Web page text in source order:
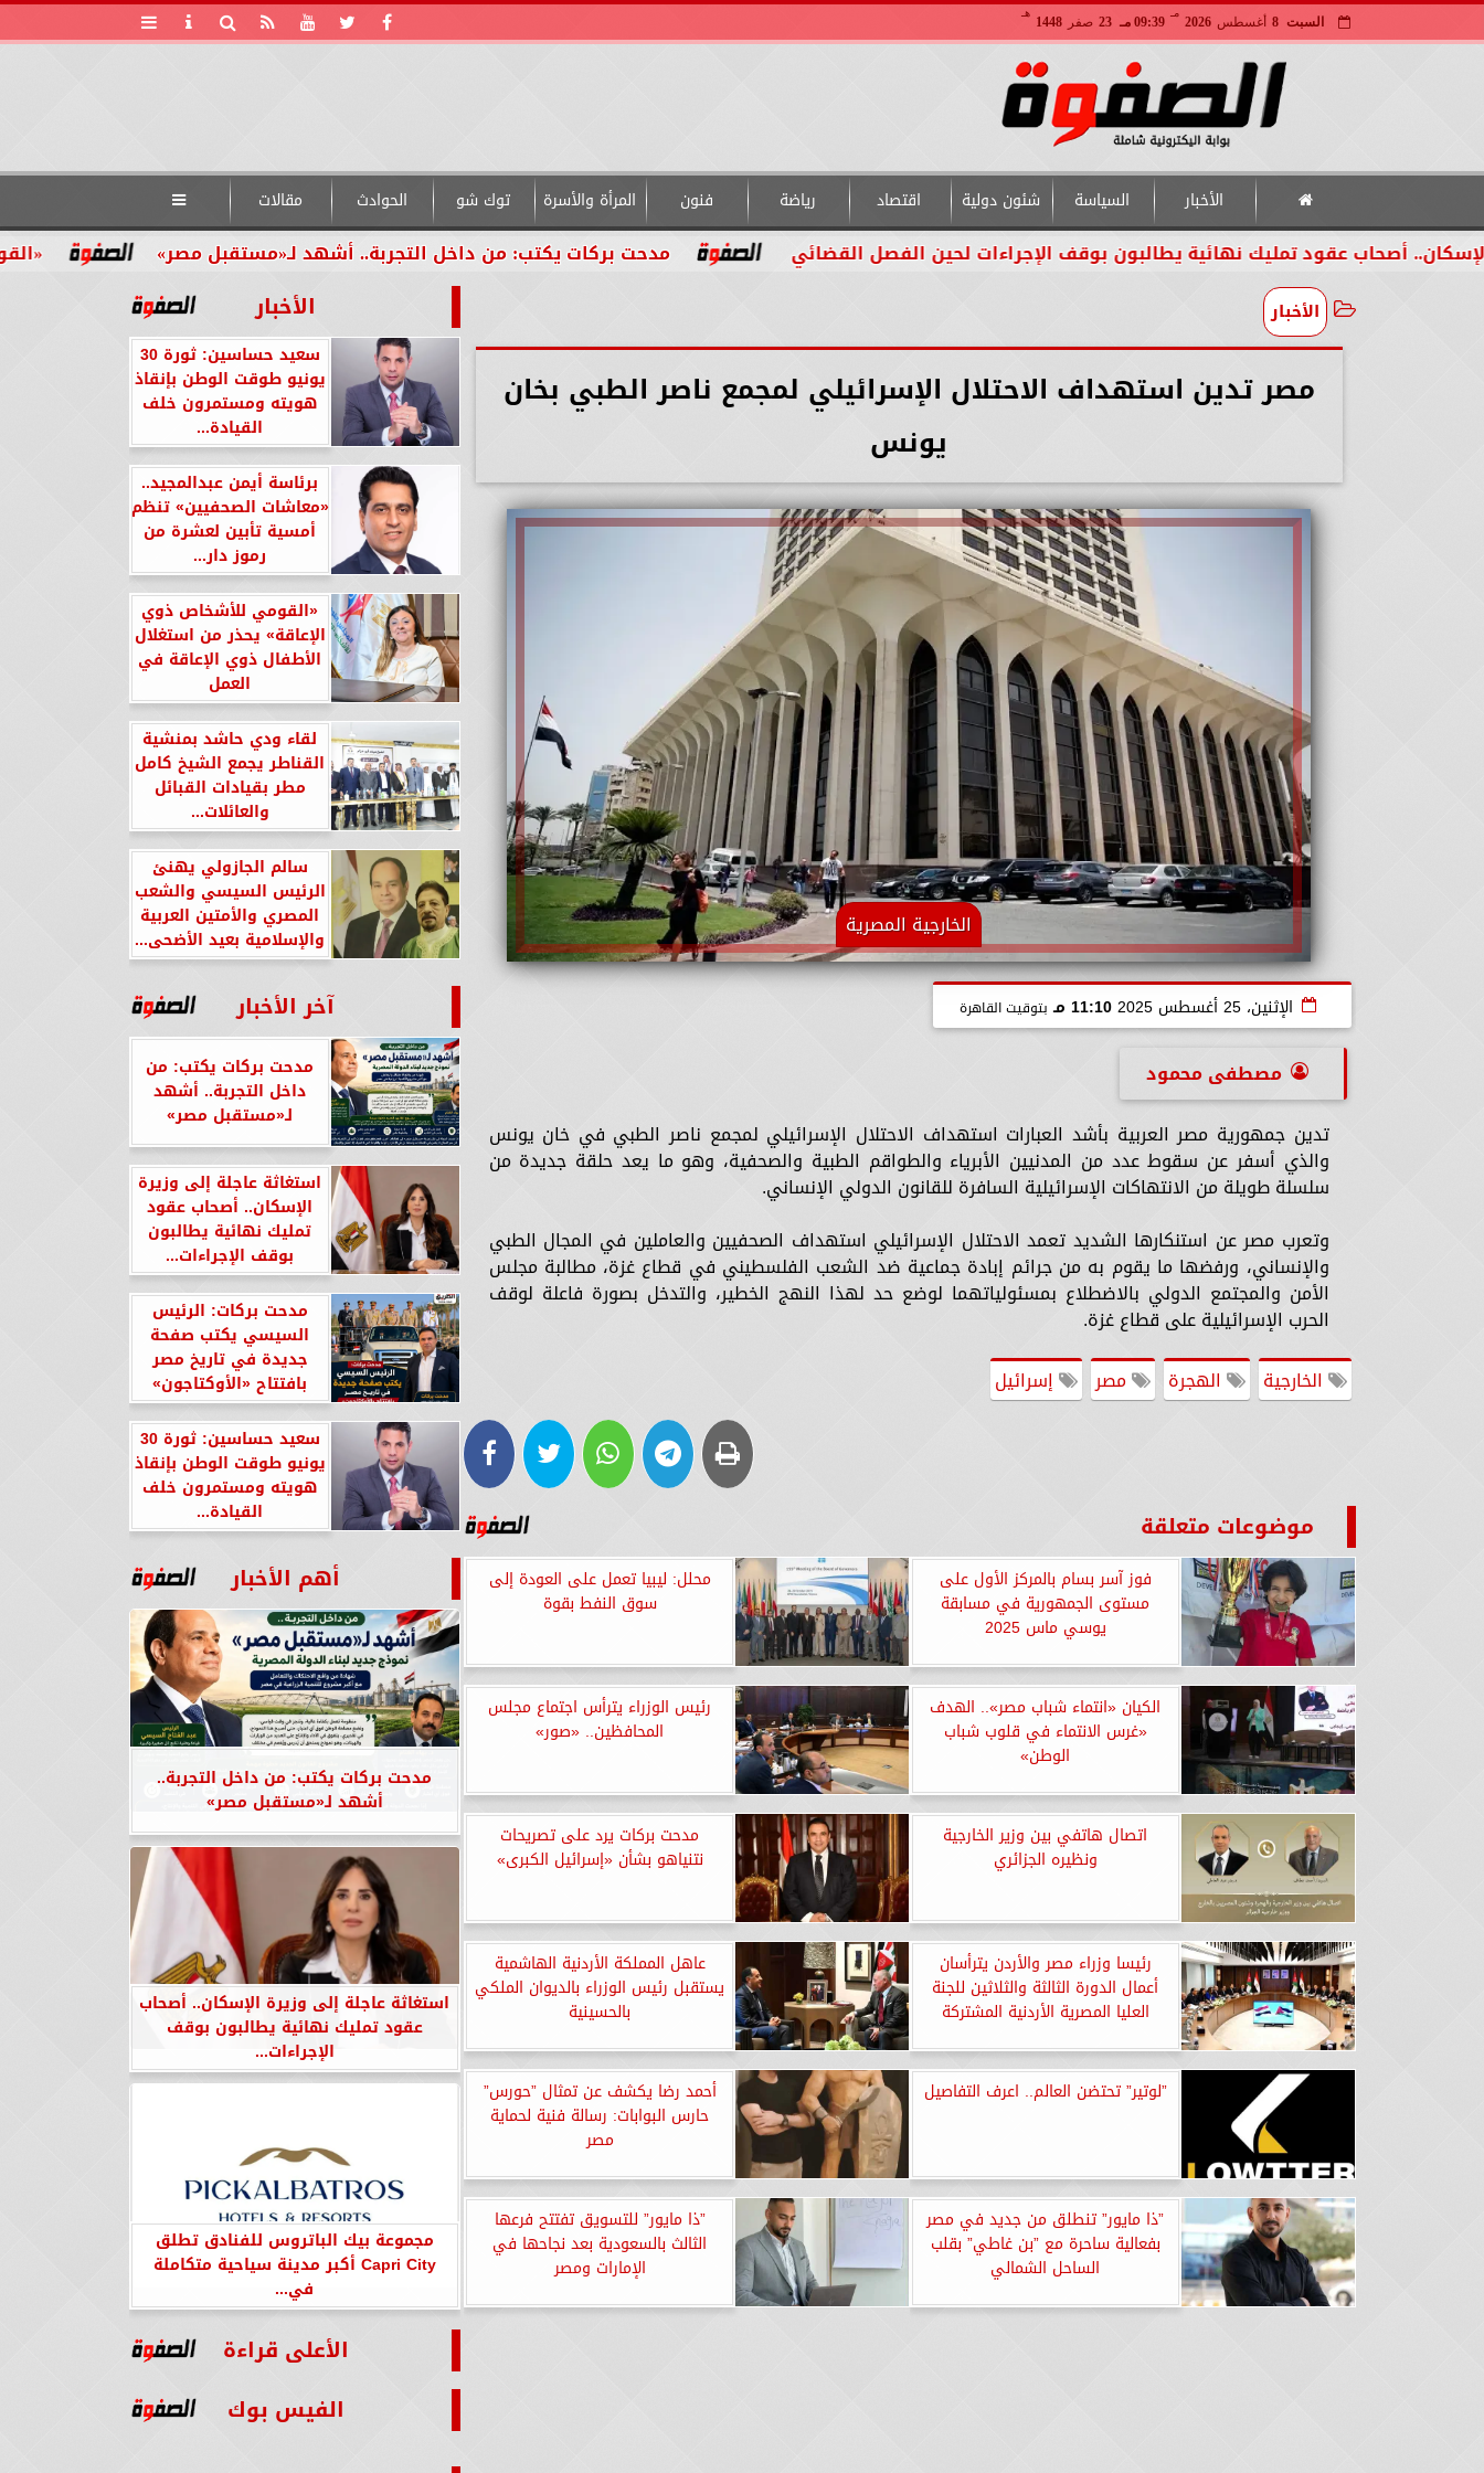
السبت 8 أغسطس 2026
مـ
09:39 مـ 23 صفر 1448
هـ
الأخبار السياسة شئون دولية اقتصاد رياضة فنون المرأة والأسرة توك شو الحوادث مقالات 
«القومي مدحت بركات يكتب: من داخل التجربة.. أشهد لـ«مستقبل مصر» عقود تمليك نهائية يطالبون بوقف الإجراءات لحين الفصل القضائي
الأخبار
مصر تدين استهداف الاحتلال الإسرائيلي لمجمع ناصر الطبي بخان
يونس
الخارجية المصرية
الإثنين، 25 أغسطس 2025 11:10 مـ بتوقيت القاهرة
مصطفى محمود
تدين جمهورية مصر العربية بأشد العبارات استهداف الاحتلال الإسرائيلي لمجمع ناصر الطبي في خان يونس
والذي أسفر عن سقوط عدد من المدنيين الأبرياء والطواقم الطبية والصحفية، وهو ما يعد حلقة جديدة من
سلسلة طويلة من الانتهاكات الإسرائيلية السافرة للقانون الدولي الإنساني.
وتعرب مصر عن استنكارها الشديد تعمد الاحتلال الإسرائيلي استهداف الصحفيين والعاملين في المجال الطبي
والإنساني، ورفضها ما يقوم به من جرائم إبادة جماعية ضد الشعب الفلسطيني في قطاع غزة، مطالبة مجلس
الأمن والمجتمع الدولي بالاضطلاع بمسئولياتهما لوضع حد لهذا النهج الخطير، والتدخل بصورة فاعلة لوقف
الحرب الإسرائيلية على قطاع غزة.
الخارجية
الهجرة مصر إسرائيل
موضوعات متعلقة
فوز آسر بسام بالمركز الأول على
مستوى الجمهورية في مسابقة
يوسي ماس 2025
محلل: ليبيا تعمل على العودة إلى
سوق النفط بقوة
الكيان «انتماء شباب مصر».. الهدف
«غرس الانتماء في قلوب شباب
الوطن»
رئيس الوزراء يترأس اجتماع مجلس
المحافظين.. «صور»
اتصال هاتفي بين وزير الخارجية
ونظيره الجزائري
مدحت بركات يرد على تصريحات
نتنياهو بشأن «إسرائيل الكبرى»
رئيسا وزراء مصر والأردن يترأسان
أعمال الدورة الثالثة والثلاثين للجنة
العليا المصرية الأردنية المشتركة
عاهل المملكة الأردنية الهاشمية
يستقبل رئيس الوزراء بالديوان الملكي
بالحسينية
”لوتير” تحتضن العالم.. اعرف التفاصيل
أحمد رضا يكشف عن تمثال ”حورس”
حارس البوابات: رسالة فنية لحماية
مصر
”ذا مايور” تنطلق من جديد في مصر
بفعالية ساحرة مع ”بن غاطي” بقلب
الساحل الشمالي
”ذا مايور” للتسويق تفتتح فرعها
الثالث بالسعودية بعد نجاحها في
الإمارات ومصر
الأخبار
سعيد حساسين: ثورة 30
يونيو طوقت الوطن بإنقاذ
هويته ومستمرون خلف
القيادة...
برئاسة أيمن عبدالمجيد..
«معاشات الصحفيين» تنظم
أمسية تأبين لعشرة من
رموز دار...
«القومي للأشخاص ذوي
الإعاقة» يحذر من استغلال
الأطفال ذوي الإعاقة في
العمل
لقاء ودي حاشد بمنشية
القناطر يجمع الشيخ كامل
مطر بقيادات القبائل
والعائلات...
سالم الجازولي يهنئ
الرئيس السيسي والشعب
المصري والأمتين العربية
والإسلامية بعيد الأضحى...
آخر الأخبار
مدحت بركات يكتب: من
داخل التجربة.. أشهد
لـ«مستقبل مصر»
استغاثة عاجلة إلى وزيرة
الإسكان.. أصحاب عقود
تمليك نهائية يطالبون
بوقف الإجراءات...
مدحت بركات: الرئيس
السيسي يكتب صفحة
جديدة في تاريخ مصر
بافتتاح «الأوكتاجون»
سعيد حساسين: ثورة 30
يونيو طوقت الوطن بإنقاذ
هويته ومستمرون خلف
القيادة...
أهم الأخبار
مدحت بركات يكتب: من داخل التجربة..
أشهد لـ«مستقبل مصر»
استغاثة عاجلة إلى وزيرة الإسكان.. أصحاب
عقود تمليك نهائية يطالبون بوقف
الإجراءات...
مجموعة بيك الباتروس للفنادق تطلق
Capri City أكبر مدينة سياحية متكاملة
في...
الأعلى قراءة
الفيس بوك